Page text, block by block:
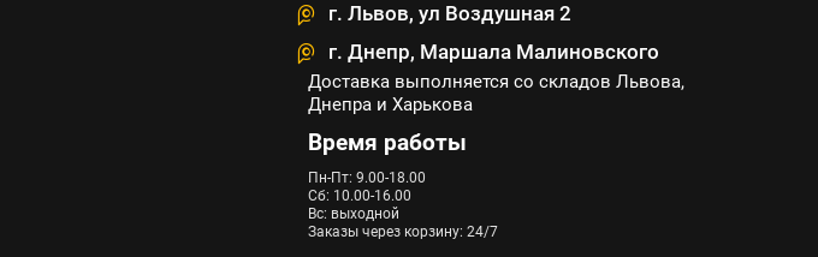
г. Львов, ул Воздушная 2
г. Днепр, Маршала Малиновского
Доставка выполняется со складов Львова,
Днепра и Харькова
Время работы
Пн-Пт: 9.00-18.00
Сб: 10.00-16.00
Вс: выходной
Заказы через корзину: 24/7